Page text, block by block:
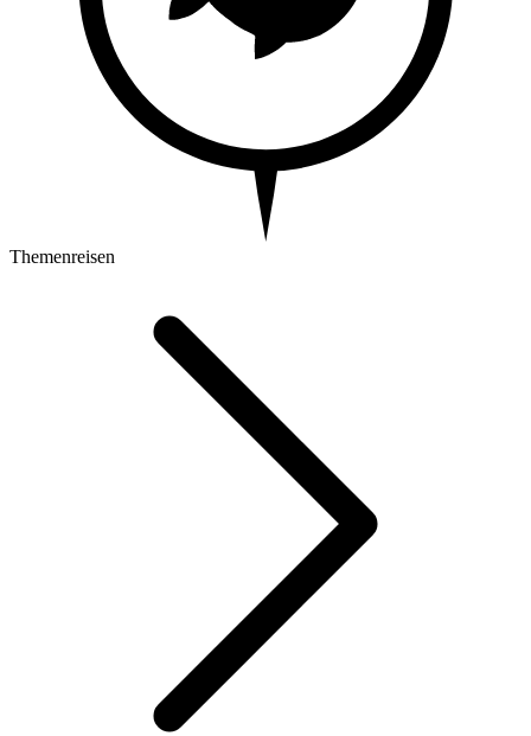
Themenreisen